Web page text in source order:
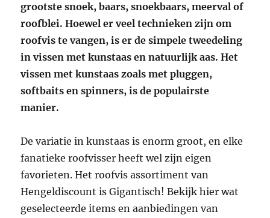
grootste snoek, baars, snoekbaars, meerval of
roofblei. Hoewel er veel technieken zijn om
roofvis te vangen, is er de simpele tweedeling
in vissen met kunstaas en natuurlijk aas. Het
vissen met kunstaas zoals met pluggen,
softbaits en spinners, is de populairste
manier.
De variatie in kunstaas is enorm groot, en elke
fanatieke roofvisser heeft wel zijn eigen
favorieten. Het roofvis assortiment van
Hengeldiscount is Gigantisch! Bekijk hier wat
geselecteerde items en aanbiedingen van